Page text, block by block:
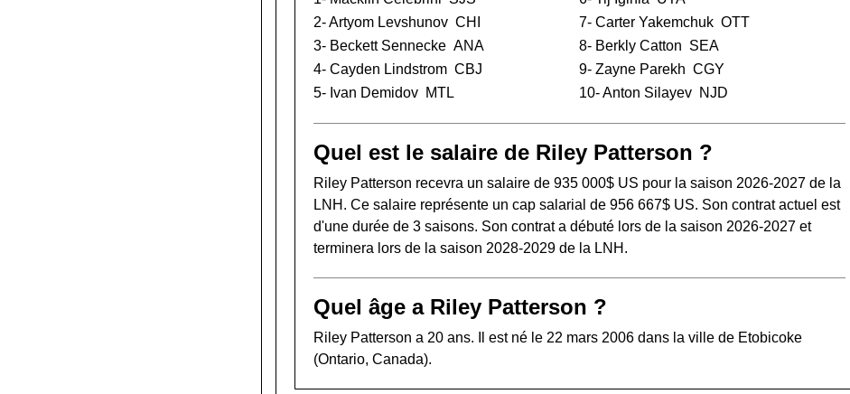
2-Artyom Levshunov CHI
3- Beckett Sennecke ANA
4- Cayden Lindstrom CBJ
5- Ivan Demidov MTL
7-Carter Yakemchuk OTT
8- Berkly Catton SEA
9-Zayne Parekh CGY
10-Anton Silayev NJD
Quel est le salaire de Riley Patterson ?
Riley Patterson recevra un salaire de 935 000$ US pour la saison 2026-2027 de la
LNH. Ce salaire représente un cap salarial de 956 667$ US. Son contrat actuel est
d'une durée de 3 saisons. Son contrat a débuté lors de la saison 2026-2027 et
terminera lors de la saison 2028-2029 de la LNH.
Quel âge a Riley Patterson ?
Riley Patterson a 20 ans. Il est né le 22 mars 2006 dans la ville de Etobicoke
(Ontario, Canada).